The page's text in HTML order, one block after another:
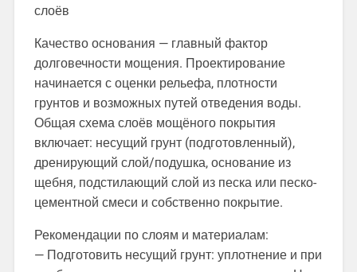
слоёв
Качество основания — главный фактор
долговечности мощения. Проектирование
начинается с оценки рельефа, плотности
грунтов и возможных путей отведения воды.
Общая схема слоёв мощёного покрытия
включает: несущий грунт (подготовленный),
дренирующий слой/подушка, основание из
щебня, подстилающий слой из песка или песко-
цементной смеси и собственно покрытие.
Рекомендации по слоям и материалам:
— Подготовить несущий грунт: уплотнение и при